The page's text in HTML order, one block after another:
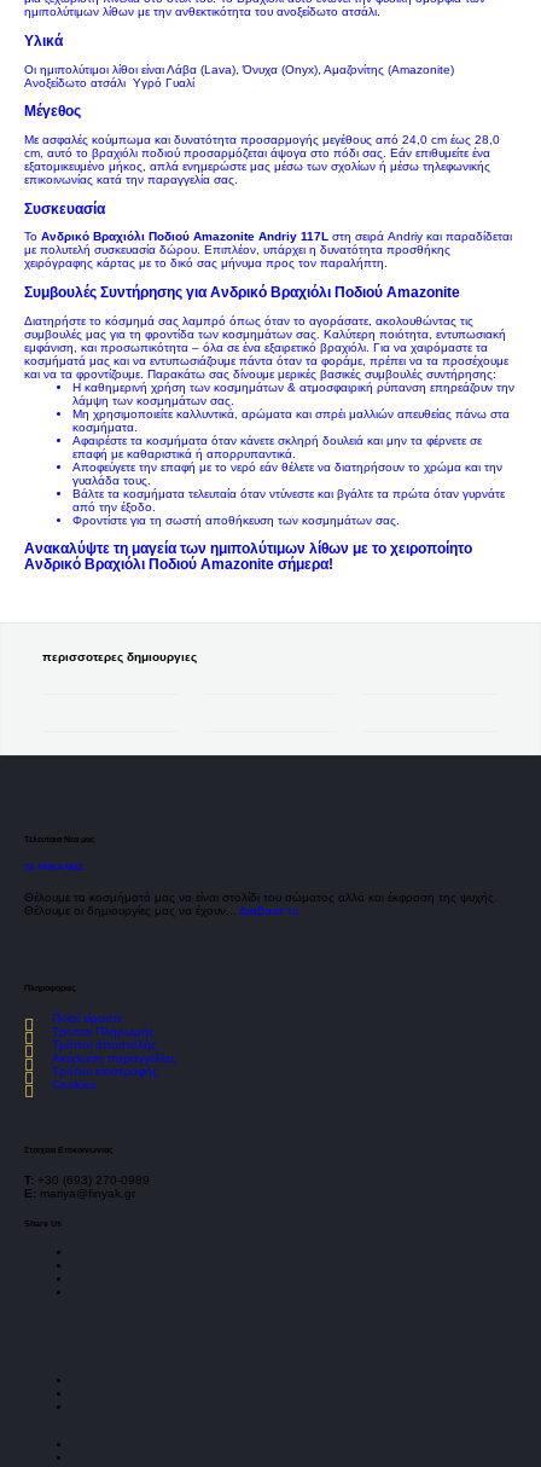
ημιπολύτιμων λίθων με την ανθεκτικότητα του ανοξείδωτο ατσάλι.
Υλικά
Οι ημιπολύτιμοι λίθοι είναι Λάβα (Lava), Όνυχα (Onyx), Αμαζονίτης (Amazonite)
Ανοξείδωτο ατσάλι Υγρό Γυαλί
Μέγεθος
Με ασφαλές κούμπωμα και δυνατότητα προσαρμογής μεγέθους από 24,0 cm έως 28,0
cm, αυτό το βραχιόλι ποδιού προσαρμόζεται άψογα στο πόδι σας. Εάν επιθυμείτε ένα
εξατομικευμένο μήκος, απλά ενημερώστε μας μέσω των σχολίων ή μέσω τηλεφωνικής
επικοινωνίας κατά την παραγγελία σας.
Συσκευασία
Το Ανδρικό Βραχιόλι Ποδιού Amazonite Andriy 117L στη σειρά Andriy και παραδίδεται
με πολυτελή συσκευασία δώρου. Επιπλέον, υπάρχει η δυνατότητα προσθήκης
χειρόγραφης κάρτας με το δικό σας μήνυμα προς τον παραλήπτη.
Συμβουλές Συντήρησης για Ανδρικό Βραχιόλι Ποδιού Amazonite
Διατηρήστε το κόσμημά σας λαμπρό όπως όταν το αγοράσατε, ακολουθώντας τις
συμβουλές μας για τη φροντίδα των κοσμημάτων σας. Καλύτερη ποιότητα, εντυπωσιακή
εμφάνιση, και προσωπικότητα – όλα σε ένα εξαιρετικό βραχιόλι. Για να χαιρόμαστε τα
κοσμήματά μας και να εντυπωσιάζουμε πάντα όταν τα φοράμε, πρέπει να τα προσέχουμε
και να τα φροντίζουμε. Παρακάτω σας δίνουμε μερικές βασικές συμβουλές συντήρησης:
Η καθημερινή χρήση των κοσμημάτων & ατμοσφαιρική ρύπανση επηρεάζουν την
λάμψη των κοσμημάτων σας.
Μη χρησιμοποιείτε καλλυντικά, αρώματα και σπρέι μαλλιών απευθείας πάνω στα
κοσμήματα.
Αφαιρέστε τα κοσμήματα όταν κάνετε σκληρή δουλειά και μην τα φέρνετε σε
επαφή με καθαριστικά ή απορρυπαντικά.
Αποφεύγετε την επαφή με το νερό εάν θέλετε να διατηρήσουν το χρώμα και την
γυαλάδα τους.
Βάλτε τα κοσμήματα τελευταία όταν ντύνεστε και βγάλτε τα πρώτα όταν γυρνάτε
από την έξοδο.
Φροντίστε για τη σωστή αποθήκευση των κοσμημάτων σας.
Ανακαλύψτε τη μαγεία των ημιπολύτιμων λίθων με το χειροποίητο
Ανδρικό Βραχιόλι Ποδιού Amazonite σήμερα!
περισσοτερες δημιουργιες
Τελευταια Νεα μας
ΤΑ ΥΛΙΚΑ ΜΑΣ
Θέλουμε τα κοσμήματά μας να είναι στολίδι του σώματος αλλά και έκφραση της ψυχής.
Θέλουμε οι δημιουργίες μας να έχουν... Διάβασε το
Πληροφοριες
Ποιοί είμαστε
Τρόποι Πληρωμής
Τρόποι αποστολής
Ακύρωση παραγγελίας
Τρόποι επιστροφής
Cookies
Στοιχεια Επικοινωνιας
Τ: +30 (693) 270-0989
E: mariya@finyak.gr
Share Us